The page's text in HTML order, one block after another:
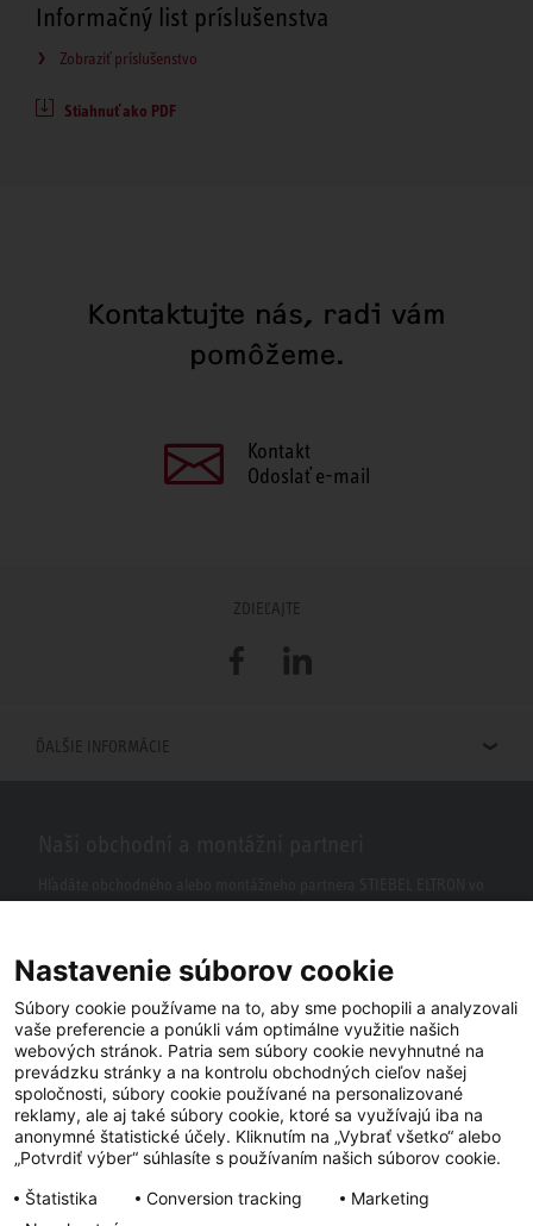
Informačný list príslušenstva
Zobraziť príslušenstvo
Stiahnuť ako PDF
Kontaktujte nás, radi vám
pomôžeme.
Kontakt
Odoslať e-mail
ZDIEĽAJTE
FacebookLinkedIn
ĎALŠIE INFORMÁCIE
Facebook YouTube LinkedIn
Instagram
Nastavenie súborov cookie
Súbory cookie používame na to, aby sme pochopili a analyzovali
vaše preferencie a ponúkli vám optimálne využitie našich
webových stránok. Patria sem súbory cookie nevyhnutné na
prevádzku stránky a na kontrolu obchodných cieľov našej
spoločnosti, súbory cookie používané na personalizované
reklamy, ale aj také súbory cookie, ktoré sa využívajú iba na
anonymné štatistické účely. Kliknutím na „Vybrať všetko“ alebo
„Potvrdiť výber“ súhlasíte s používaním našich súborov cookie.
Štatistika
Conversion tracking
Marketing